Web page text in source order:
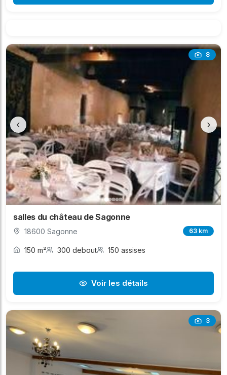
8
‹ ›
salles du château de Sagonne
18600 Sagonne 63 km
150 m² 300 debout 150 assises
Voir les détails
3